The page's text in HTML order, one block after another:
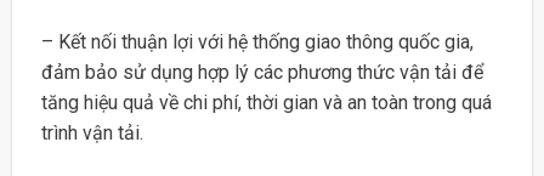
– Kết nối thuận lợi với hệ thống giao thông quốc gia,
đảm bảo sử dụng hợp lý các phương thức vận tải để
tăng hiệu quả về chi phí, thời gian và an toàn trong quá
trình vận tải.